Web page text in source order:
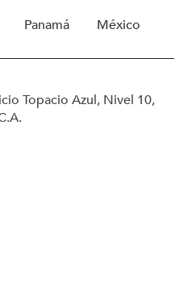
Panamá México
Topacio Azul, Nivel 10,